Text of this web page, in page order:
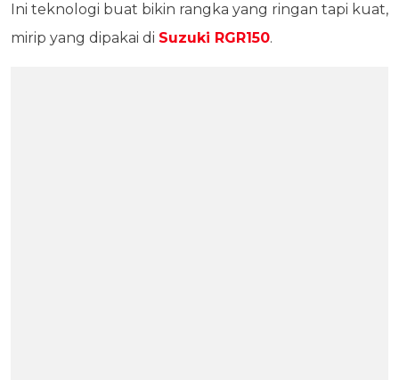
Ini teknologi buat bikin rangka yang ringan tapi kuat,
mirip yang dipakai di Suzuki RGR150.